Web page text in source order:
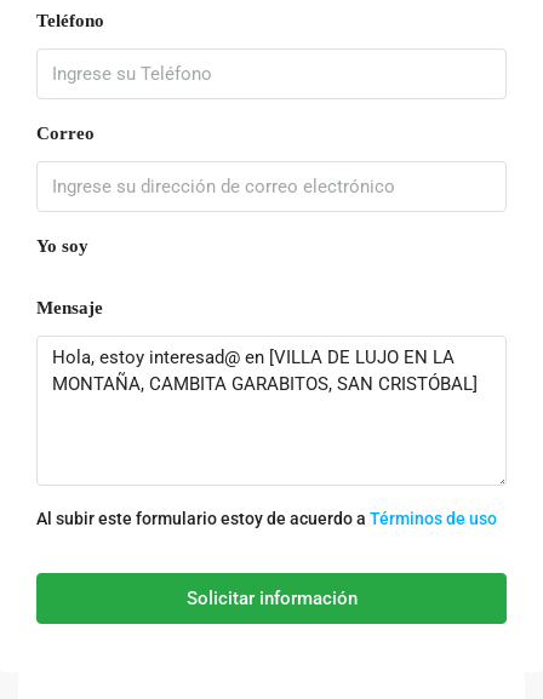
Teléfono
Correo
Yo soy
Mensaje
Al subir este formulario estoy de acuerdo a Términos de uso
Solicitar información